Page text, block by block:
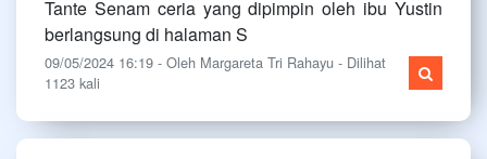
Tante Senam ceria yang dipimpin oleh ibu Yustin
berlangsung di halaman S
09/05/2024 16:19 - Oleh Margareta Tri Rahayu - Dilihat
1123 kali